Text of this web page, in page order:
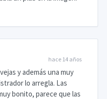
hace 14 años
y además una muy
lo arregla. Las
bonito, parece que las